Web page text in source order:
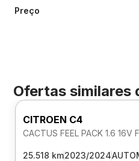
Preço
Ofertas similares
CITROEN C4
25.518 km2023/2024